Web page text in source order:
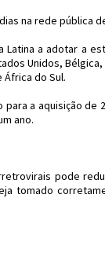
na rede pública
Latina a adotar a
Unidos,
África do Sul.
a aquisição de
ano.
pode
tomado